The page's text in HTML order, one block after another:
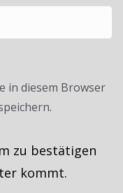
in diesem Browser
zu bestätigen
kommt.